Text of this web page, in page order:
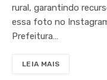
rural, garantindo
essa foto no
Prefeitura…
LEIA MAIS